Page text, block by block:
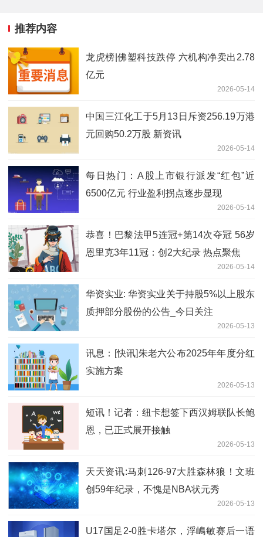
推荐内容
龙虎榜|佛塑科技跌停 六机构净卖出2.78
亿元
2026-05-14
中国三江化工于5月13日斥资256.19万港
元回购50.2万股 新资讯
2026-05-14
每日热门：A股上市银行派发“红包”近
6500亿元 行业盈利拐点逐步显现
2026-05-14
恭喜！巴黎法甲5连冠+第14次夺冠 56岁
恩里克3年11冠：创2大纪录 热点聚焦
2026-05-14
华资实业: 华资实业关于持股5%以上股东
质押部分股份的公告_今日关注
2026-05-13
讯息：[快讯]朱老六公布2025年年度分红
实施方案
2026-05-13
短讯！记者：纽卡想签下西汉姆联队长鲍
恩，已正式展开接触
2026-05-13
天天资讯:马刺126-97大胜森林狼！文班
创59年纪录，不愧是NBA状元秀
2026-05-13
U17国足2-0胜卡塔尔，浮嶋敏赛后一语